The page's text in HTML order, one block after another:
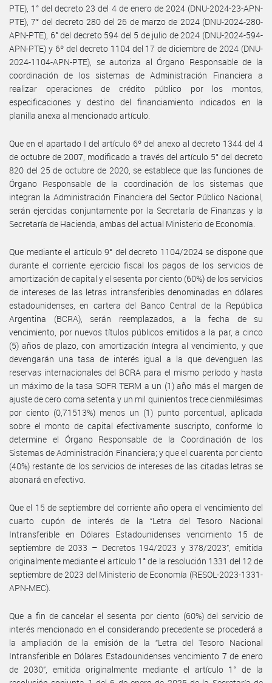
PTE), 1° del decreto 23 del 4 de enero de 2024 (DNU-2024-23-APN-
PTE), 7° del decreto 280 del 26 de marzo de 2024 (DNU-2024-280-
APN-PTE), 6° del decreto 594 del 5 de julio de 2024 (DNU-2024-594-
APN-PTE) y 6º del decreto 1104 del 17 de diciembre de 2024 (DNU-
2024-1104-APN-PTE), se autoriza al Órgano Responsable de la
coordinación de los sistemas de Administración Financiera a
realizar operaciones de crédito público por los montos,
especificaciones y destino del financiamiento indicados en la
planilla anexa al mencionado artículo.
Que en el apartado I del artículo 6º del anexo al decreto 1344 del 4
de octubre de 2007, modificado a través del artículo 5° del decreto
820 del 25 de octubre de 2020, se establece que las funciones de
Órgano Responsable de la coordinación de los sistemas que
integran la Administración Financiera del Sector Público Nacional,
serán ejercidas conjuntamente por la Secretaría de Finanzas y la
Secretaría de Hacienda, ambas del actual Ministerio de Economía.
Que mediante el artículo 9° del decreto 1104/2024 se dispone que
durante el corriente ejercicio fiscal los pagos de los servicios de
amortización de capital y el sesenta por ciento (60%) de los servicios
de intereses de las letras intransferibles denominadas en dólares
estadounidenses, en cartera del Banco Central de la República
Argentina (BCRA), serán reemplazados, a la fecha de su
vencimiento, por nuevos títulos públicos emitidos a la par, a cinco
(5) años de plazo, con amortización íntegra al vencimiento, y que
devengarán una tasa de interés igual a la que devenguen las
reservas internacionales del BCRA para el mismo período y hasta
un máximo de la tasa SOFR TERM a un (1) año más el margen de
ajuste de cero coma setenta y un mil quinientos trece cienmilésimas
por ciento (0,71513%) menos un (1) punto porcentual, aplicada
sobre el monto de capital efectivamente suscripto, conforme lo
determine el Órgano Responsable de la Coordinación de los
Sistemas de Administración Financiera; y que el cuarenta por ciento
(40%) restante de los servicios de intereses de las citadas letras se
abonará en efectivo.
Que el 15 de septiembre del corriente año opera el vencimiento del
cuarto cupón de interés de la “Letra del Tesoro Nacional
Intransferible en Dólares Estadounidenses vencimiento 15 de
septiembre de 2033 – Decretos 194/2023 y 378/2023”, emitida
originalmente mediante el artículo 1° de la resolución 1331 del 12 de
septiembre de 2023 del Ministerio de Economía (RESOL-2023-1331-
APN-MEC).
Que a fin de cancelar el sesenta por ciento (60%) del servicio de
interés mencionado en el considerando precedente se procederá a
la ampliación de la emisión de la “Letra del Tesoro Nacional
Intransferible en Dólares Estadounidenses vencimiento 7 de enero
de 2030”, emitida originalmente mediante el artículo 1° de la